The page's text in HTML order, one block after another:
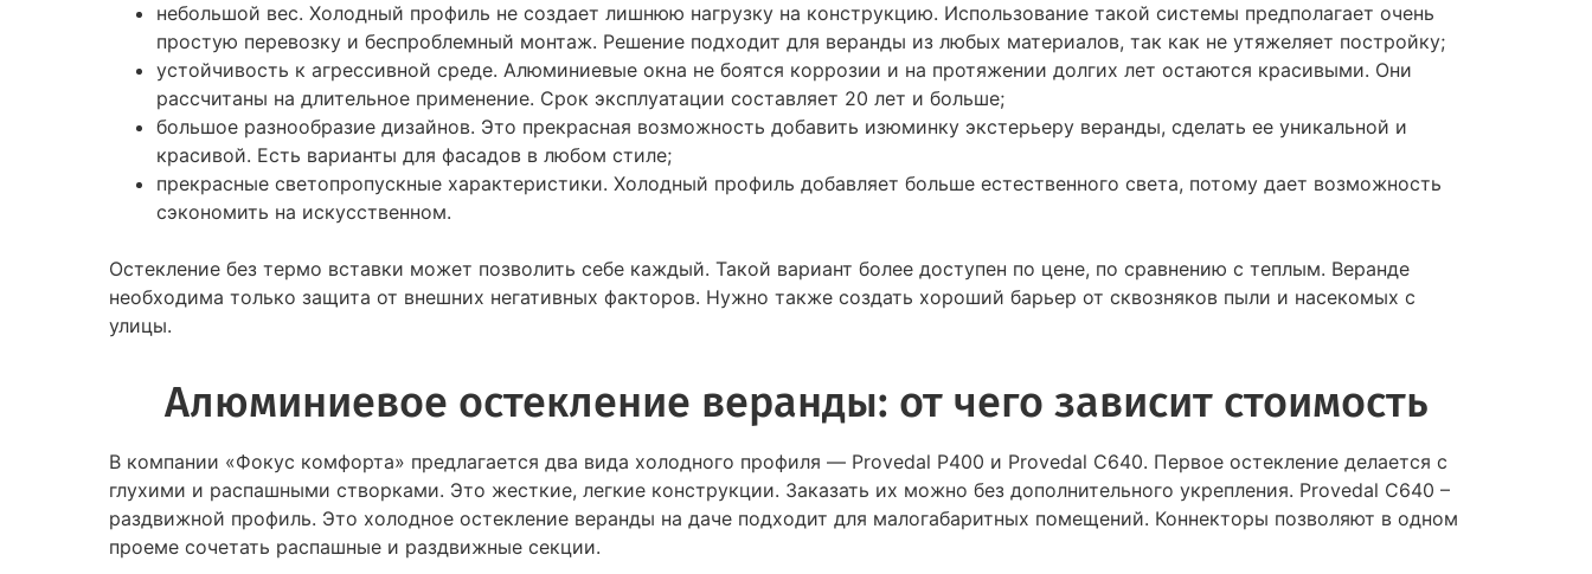
небольшой вес. Холодный профиль не создает лишнюю нагрузку на конструкцию. Использование такой системы предполагает очень
простую перевозку и беспроблемный монтаж. Решение подходит для веранды из любых материалов, так как не утяжеляет постройку;
устойчивость к агрессивной среде. Алюминиевые окна не боятся коррозии и на протяжении долгих лет остаются красивыми. Они
рассчитаны на длительное применение. Срок эксплуатации составляет 20 лет и больше;
большое разнообразие дизайнов. Это прекрасная возможность добавить изюминку экстерьеру веранды, сделать ее уникальной и
красивой. Есть варианты для фасадов в любом стиле;
прекрасные светопропускные характеристики. Холодный профиль добавляет больше естественного света, потому дает возможность
сэкономить на искусственном.
Остекление без термо вставки может позволить себе каждый. Такой вариант более доступен по цене, по сравнению с теплым. Веранде
необходима только защита от внешних негативных факторов. Нужно также создать хороший барьер от сквозняков пыли и насекомых с
улицы.
Алюминиевое остекление веранды: от чего зависит стоимость
В компании «Фокус комфорта» предлагается два вида холодного профиля — Provedal P400 и Provedal C640. Первое остекление делается с
глухими и распашными створками. Это жесткие, легкие конструкции. Заказать их можно без дополнительного укрепления. Provedal C640 –
раздвижной профиль. Это холодное остекление веранды на даче подходит для малогабаритных помещений. Коннекторы позволяют в одном
проеме сочетать распашные и раздвижные секции.